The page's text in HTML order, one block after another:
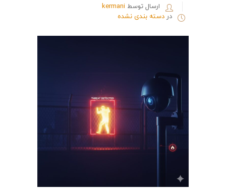
ارسال توسط kermani
در دسته بندی نشده